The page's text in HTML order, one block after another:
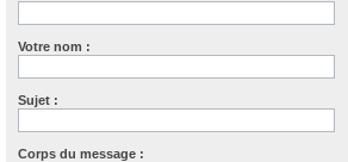
Votre nom :
Sujet :
Corps du message :